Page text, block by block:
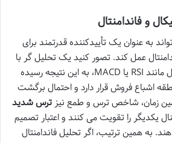
و فاندامنتال
به عنوان یک تأییدکننده قدرتمند برای
عمل کند. تصور کنید یک تحلیل گر با
استفاده از ابزارهای تکنیکال مانند RSI یا MACD، به این نتیجه رسیده
اشباع فروش قرار دارد و احتمال برگشت
زمان، شاخص ترس و طمع نیز ترس شدید
یکدیگر را تقویت می کنند و اعتبار تصمیم
به همین ترتیب، اگر تحلیل فاندامنتال